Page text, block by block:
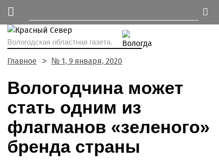
Вологодская областная газета.
Главное № 1, 9 января, 2020
Вологодчина может
стать одним из
флагманов «зеленого»
бренда страны